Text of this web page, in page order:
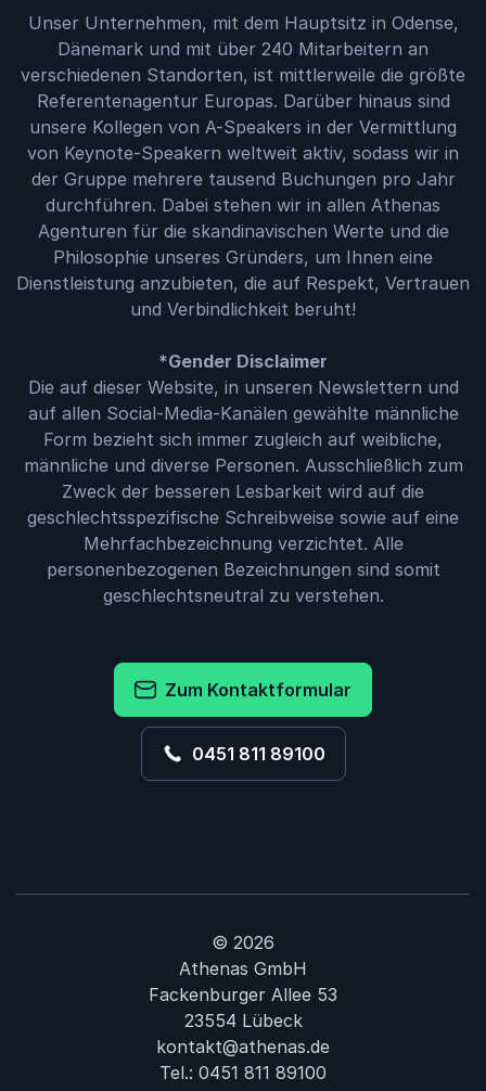
Unser Unternehmen, mit dem Hauptsitz in Odense,
Dänemark und mit über 240 Mitarbeitern an
verschiedenen Standorten, ist mittlerweile die größte
Referentenagentur Europas. Darüber hinaus sind
unsere Kollegen von A-Speakers in der Vermittlung
von Keynote-Speakern weltweit aktiv, sodass wir in
der Gruppe mehrere tausend Buchungen pro Jahr
durchführen. Dabei stehen wir in allen Athenas
Agenturen für die skandinavischen Werte und die
Philosophie unseres Gründers, um Ihnen eine
Dienstleistung anzubieten, die auf Respekt, Vertrauen
und Verbindlichkeit beruht!
*Gender Disclaimer
Die auf dieser Website, in unseren Newslettern und
auf allen Social-Media-Kanälen gewählte männliche
Form bezieht sich immer zugleich auf weibliche,
männliche und diverse Personen. Ausschließlich zum
Zweck der besseren Lesbarkeit wird auf die
geschlechtsspezifische Schreibweise sowie auf eine
Mehrfachbezeichnung verzichtet. Alle
personenbezogenen Bezeichnungen sind somit
geschlechtsneutral zu verstehen.
Zum Kontaktformular
0451 811 89100
© 2026
Athenas GmbH
Fackenburger Allee 53
23554 Lübeck
kontakt@athenas.de
Tel.: 0451 811 89100